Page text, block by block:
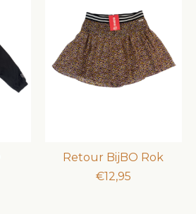
Retour BijBO Rok
€12,95